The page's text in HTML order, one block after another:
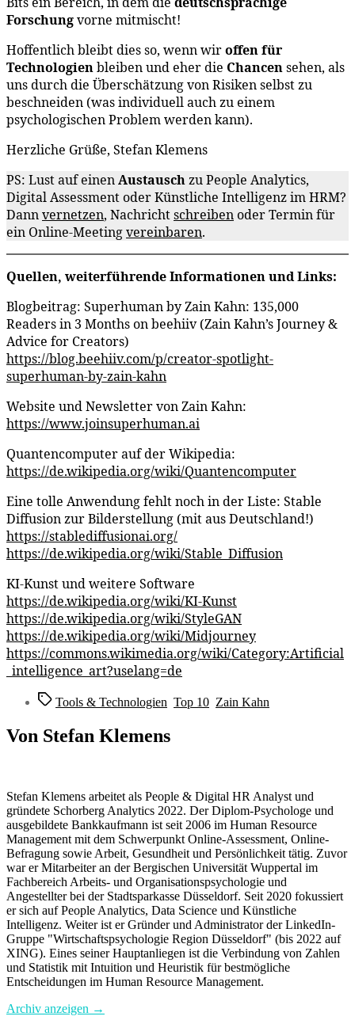
Forschungvorne mitmischt!
Hoffentlich bleibt dies so, wenn wiroffen für
Technologienbleiben und eher die Chancensehen, als
uns durch die Überschätzung von Risiken selbst zu
beschneiden (was individuell auch zu einem
psychologischen Problem werden kann).
Herzliche Grüße, Stefan Klemens
PS: Lust auf einenAustauschzu People Analytics,
Digital Assessment oder Künstliche Intelligenz im HRM?
Dannvernetzen, Nachrichtschreibenoder Termin für
ein Online-Meetingvereinbaren.
Quellen, weiterführende Informationen und Links:
Blogbeitrag: Superhuman by Zain Kahn: 135,000
Readers in 3 Months on beehiiv (Zain Kahn’s Journey &
Advice for Creators)
https://blog.beehiiv.com/p/creator-spotlight-
superhuman-by-zain-kahn
Website und Newsletter von Zain Kahn:
https://www.joinsuperhuman.ai
Quantencomputer auf der Wikipedia:
https://de.wikipedia.org/wiki/Quantencomputer
Eine tolle Anwendung fehlt noch in der Liste: Stable
Diffusion zur Bilderstellung (mit aus Deutschland!)
https://stablediffusionai.org/
https://de.wikipedia.org/wiki/Stable_Diffusion
KI-Kunst und weitere Software
https://de.wikipedia.org/wiki/KI-Kunst
https://de.wikipedia.org/wiki/StyleGAN
https://de.wikipedia.org/wiki/Midjourney
https://commons.wikimedia.org/wiki/Category:Artificial
_intelligence_art?uselang=de
Schlagwörter
Tools & Technologien Top 10 Zain Kahn
Von Stefan Klemens
Stefan Klemens arbeitet als People & Digital HR Analyst und
gründete Schorberg Analytics 2022. Der Diplom-Psychologe und
ausgebildete Bankkaufmann ist seit 2006 im Human Resource
Management mit dem Schwerpunkt Online-Assessment, Online-
Befragung sowie Arbeit, Gesundheit und Persönlichkeit tätig. Zuvor
war er Mitarbeiter an der Bergischen Universität Wuppertal im
Fachbereich Arbeits- und Organisationspsychologie und
Angestellter bei der Stadtsparkasse Düsseldorf. Seit 2020 fokussiert
er sich auf People Analytics, Data Science und Künstliche
Intelligenz. Weiter ist er Gründer und Administrator der LinkedIn-
Gruppe "Wirtschaftspsychologie Region Düsseldorf" (bis 2022 auf
XING). Eines seiner Hauptanliegen ist die Verbindung von Zahlen
und Statistik mit Intuition und Heuristik für bestmögliche
Entscheidungen im Human Resource Management.
Archiv anzeigen →